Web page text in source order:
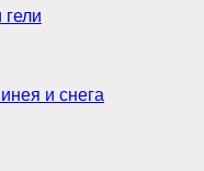
и снега